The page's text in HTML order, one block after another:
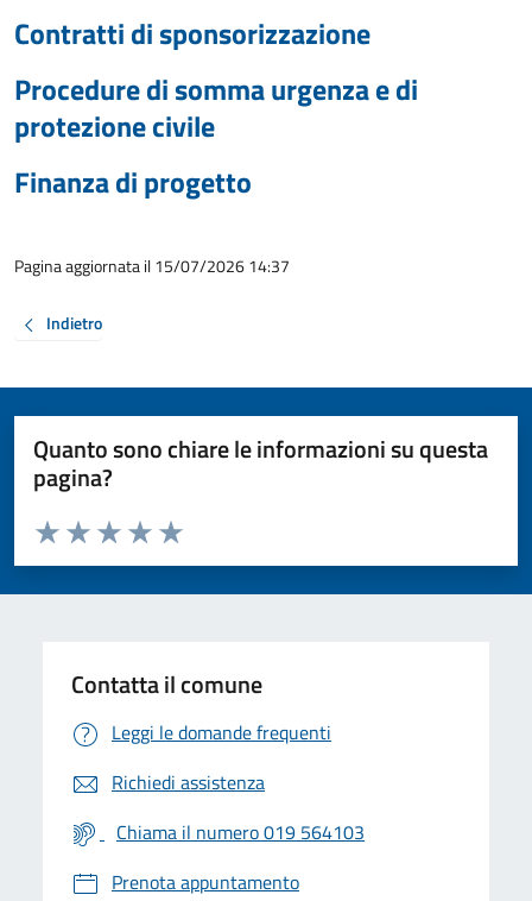
Contratti di sponsorizzazione
Procedure di somma urgenza e di
protezione civile
Finanza di progetto
Pagina aggiornata il 15/07/2026 14:37
Indietro
Quanto sono chiare le informazioni su questa
pagina?
Valuta da 1 a 5 stelle la pagina
Valuta 5 stelle su 5
Valuta 4 stelle su 5
Valuta 3 stelle su 5
Valuta 2 stelle su 5
Valuta 1 stelle su 5
Contatta il comune
Leggi le domande frequenti
Richiedi assistenza
Chiama il numero 019 564103
Prenota appuntamento